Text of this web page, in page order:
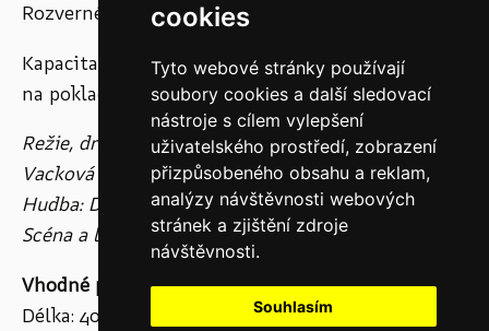
cookies
Tyto webové stránky používají
soubory cookies a další sledovací
nástroje s cílem vylepšení
uživatelského prostředí, zobrazení
přizpůsobeného obsahu a reklam,
analýzy návštěvnosti webových
stránek a zjištění zdroje
návštěvnosti.
Souhlasím
Rozverné příběhy z kufru představí
Kapacita sálu je omezená, doporučujeme rezervaci
na pokladně MLK (tel.: 469 620 310).
Režie, dramaturgie: Dora Bouzková a Jiřina
Vacková
Hudba: Dominik Renč
Scéna a loutky: Zuzana Nováková Hilská
Vhodné pro diváky ve věku 5 – 99 let
Délka: 40 minut bez přestávky